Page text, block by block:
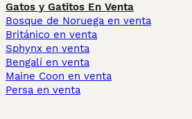
Gatos y Gatitos En Venta
Bosque de Noruega en venta
Británico en venta
Sphynx en venta
Bengalí en venta
Maine Coon en venta
Persa en venta